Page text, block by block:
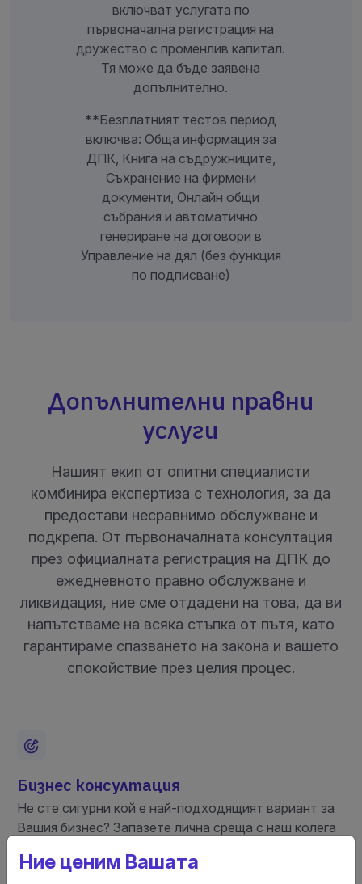
включват услугата по
първоначална регистрация на
дружество с променлив капитал.
Тя може да бъде заявена
допълнително.
**Безплатният тестов период
включва: Обща информация за
ДПК, Книга на съдружниците,
Съхранение на фирмени
документи, Онлайн общи
събрания и автоматично
генериране на договори в
Управление на дял (без функция
по подписване)
Допълнителни правни
услуги
Нашият екип от опитни специалисти
комбинира експертиза с технология, за да
предостави несравнимо обслужване и
подкрепа. От първоначалната консултация
през официалната регистрация на ДПК до
ежедневното правно обслужване и
ликвидация, ние сме отдадени на това, да ви
напътстваме на всяка стъпка от пътя, като
гарантираме спазването на закона и вашето
спокойствие през целия процес.
Бизнес консултация
Не сте сигурни кой е най-подходящият вариант за
Вашия бизнес? Запазете лична среща с наш колега
Ние ценим Вашата